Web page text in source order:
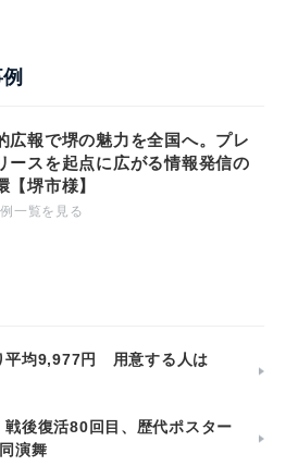
広報で堺の魅力を全国へ。プレ
ースを起点に広がる情報発信の
【堺市様】
一覧を見る
平均9,977円 用意する人は
後復活80回目、歴代ポスター
演舞